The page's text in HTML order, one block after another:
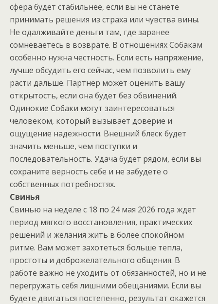
сфера будет стабильнее, если вы не станете
принимать решения из страха или чувства вины.
Не одалживайте деньги там, где заранее
сомневаетесь в возврате. В отношениях Собакам
особенно нужна честность. Если есть напряжение,
лучше обсудить его сейчас, чем позволить ему
расти дальше. Партнер может оценить вашу
открытость, если она будет без обвинений.
Одинокие Собаки могут заинтересоваться
человеком, который вызывает доверие и
ощущение надежности. Внешний блеск будет
значить меньше, чем поступки и
последовательность. Удача будет рядом, если вы
сохраните верность себе и не забудете о
собственных потребностях.
Свинья
Свинью на неделе с 18 по 24 мая 2026 года ждет
период мягкого восстановления, практических
решений и желания жить в более спокойном
ритме. Вам может захотеться больше тепла,
простоты и доброжелательного общения. В
работе важно не уходить от обязанностей, но и не
перегружать себя лишними обещаниями. Если вы
будете двигаться постепенно, результат окажется